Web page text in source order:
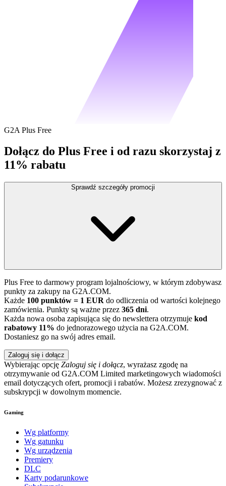
G2A Plus Free
Dołącz do Plus Free i od razu skorzystaj z
11% rabatu
Sprawdź szczegóły promocji
Plus Free to darmowy program lojalnościowy, w którym zdobywasz
punkty za zakupy na G2A.COM.
Każde 100 punktów = 1 EUR do odliczenia od wartości kolejnego
zamówienia. Punkty są ważne przez 365 dni.
Każda nowa osoba zapisująca się do newslettera otrzymuje kod
rabatowy 11% do jednorazowego użycia na G2A.COM.
Dostaniesz go na swój adres email.
Zaloguj się i dołącz
Wybierając opcję Zaloguj się i dołącz, wyrażasz zgodę na
otrzymywanie od G2A.COM Limited marketingowych wiadomości
email dotyczących ofert, promocji i rabatów. Możesz zrezygnować z
subskrypcji w dowolnym momencie.
Gaming
Wg platformy
Wg gatunku
Wg urządzenia
Premiery
DLC
Karty podarunkowe